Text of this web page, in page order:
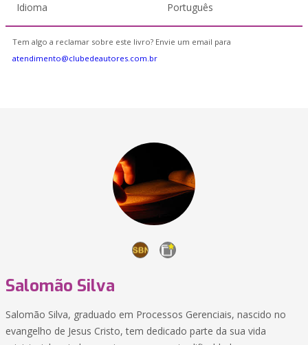
Idioma Português
Tem algo a reclamar sobre este livro? Envie um email para
atendimento@clubedeautores.com.br
Salomão Silva
Salomão Silva, graduado em Processos Gerenciais, nascido no
evangelho de Jesus Cristo, tem dedicado parte da sua vida